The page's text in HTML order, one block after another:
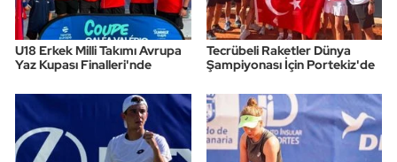
U18 Erkek Milli Takımı Avrupa
Yaz Kupası Finalleri'nde
Tecrübeli Raketler Dünya
Şampiyonası İçin Portekiz'de